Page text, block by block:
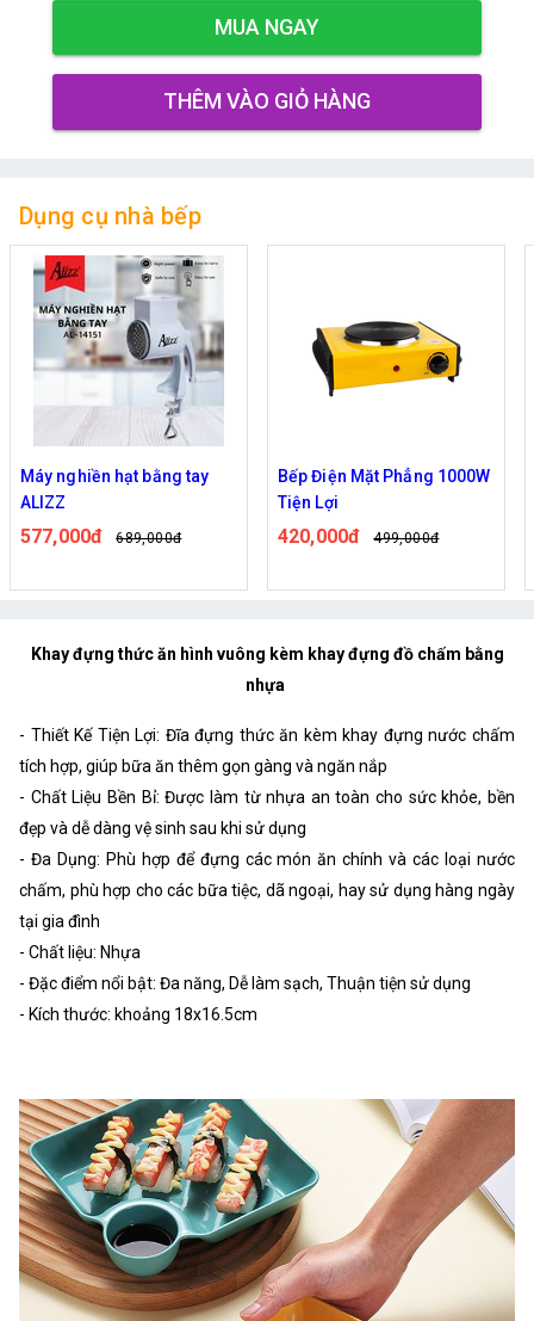
MUA NGAY
THÊM VÀO GIỎ HÀNG
Dụng cụ nhà bếp
Máy nghiền hạt bằng tay
ALIZZ
577,000đ 689,000đ
Bếp Điện Mặt Phẳng 1000W
Tiện Lợi
420,000đ 499,000đ
Khay đựng thức ăn hình vuông kèm khay đựng đồ chấm bằng
nhựa
- Thiết Kế Tiện Lợi: Đĩa đựng thức ăn kèm khay đựng nước chấm
tích hợp, giúp bữa ăn thêm gọn gàng và ngăn nắp
- Chất Liệu Bền Bỉ: Được làm từ nhựa an toàn cho sức khỏe, bền
đẹp và dễ dàng vệ sinh sau khi sử dụng
- Đa Dụng: Phù hợp để đựng các món ăn chính và các loại nước
chấm, phù hợp cho các bữa tiệc, dã ngoại, hay sử dụng hàng ngày
tại gia đình
- Chất liệu: Nhựa
- Đặc điểm nổi bật: Đa năng, Dễ làm sạch, Thuận tiện sử dụng
- Kích thước: khoảng 18x16.5cm